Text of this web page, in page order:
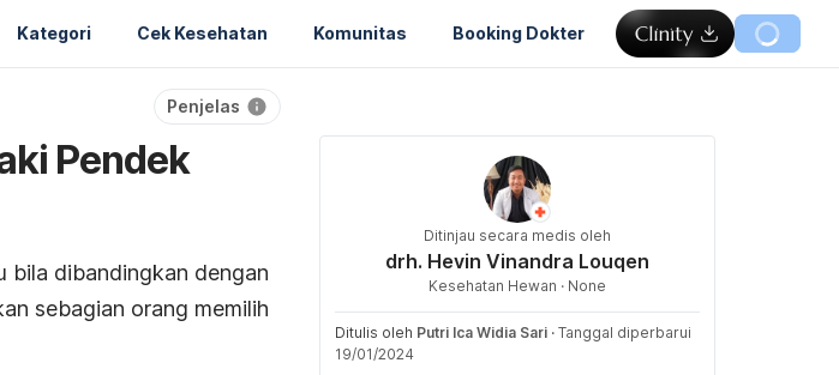
Kategori Cek Kesehatan Komunitas Booking Dokter
Penjelas
Pendek
bila dibandingkan dengan
sebagian orang memilih
Ditinjau secara medis oleh
drh. Hevin Vinandra Louqen
Kesehatan Hewan · None
Ditulis oleh Putri Ica Widia Sari · Tanggal diperbarui
19/01/2024